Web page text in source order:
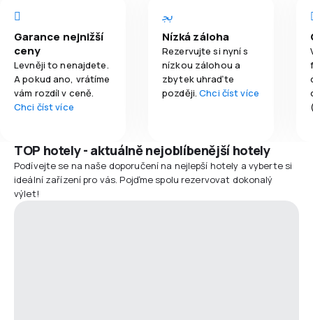
Garance nejnižší
ceny
Levněji to nenajdete.
A pokud ano, vrátíme
vám rozdíl v ceně.
Chci číst více
Nízká záloha
Rezervujte si nyní s
nízkou zálohou a
zbytek uhraďte
později.Chci číst více
TOP hotely - aktuálně nejoblíbenější hotely
Podívejte se na naše doporučení na nejlepší hotely a vyberte si
ideální zařízení pro vás. Pojďme spolu rezervovat dokonalý
výlet!